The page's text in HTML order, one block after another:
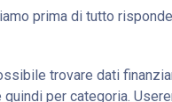
prima di tutto
trovare dati
per categoria.